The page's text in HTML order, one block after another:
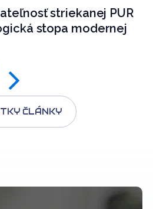
striekanej PUR
stopa modernej
ČLÁNKY